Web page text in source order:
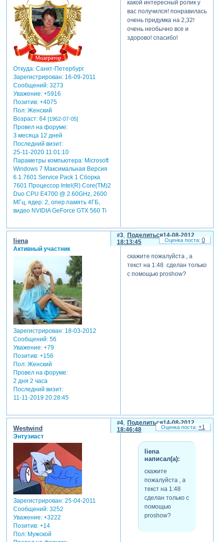
Откуда:Санкт-Петербург
Зарегистрирован: 16-09-2011
Сообщений:3273
Уважение: +5916
Позитив: +4075
Пол:Женский
Возраст:64 [1962-07-05]
Провел на форуме:
3 месяца 12 дней
Последний визит:
25-11-2020 11:01:10
Параметры компьютера:Microsoft
Windows 7 Максимальная Версия
6.1.7601 Service Pack 1 Сборка
7601 Процессор Intel(R) Core(TM)2
Duo CPU E4700 @ 2.60GHz, 2600
МГц, ядер: 2, опер.память 4ГБ,
видео NVIDIA GeForce GTX 560 Ti
какой интересный ролик у
вас получился! понравилась
очень придумка на 2,32!
очень необычно все и
здорово! спасибо!
Поделиться
3
14-08-2012
18:13:45
liena
Активный участник
Зарегистрирован: 18-03-2012
Сообщений:56
Уважение: +79
Позитив: +156
Пол:Женский
Провел на форуме:
2 дня 2 часа
Последний визит:
11-11-2019 20:28:45
скажите пожалуйста , а
текст на 1:48 сделан только
с помощью proshow?
0
Поделиться
4
14-08-2012
18:46:48
Westwind
Энтузиаст
Зарегистрирован: 25-04-2011
Сообщений:3252
Уважение: +3222
Позитив: +14
Пол:Мужской
liena
написал(а):
скажите
пожалуйста , а
текст на 1:48
сделан только с
помощью
proshow?
+1